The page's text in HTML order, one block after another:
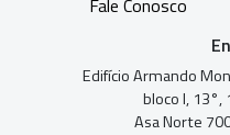
Fale Conosco
Edifício Armando
bloco I, 13°,
Asa Norte